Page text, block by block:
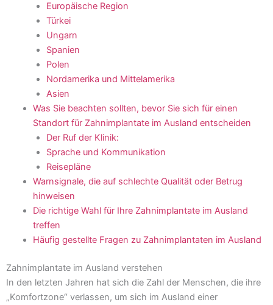
Europäische Region
Türkei
Ungarn
Spanien
Polen
Nordamerika und Mittelamerika
Asien
Was Sie beachten sollten, bevor Sie sich für einen
Standort für Zahnimplantate im Ausland entscheiden
Der Ruf der Klinik:
Sprache und Kommunikation
Reisepläne
Warnsignale, die auf schlechte Qualität oder Betrug
hinweisen
Die richtige Wahl für Ihre Zahnimplantate im Ausland
treffen
Häufig gestellte Fragen zu Zahnimplantaten im Ausland
Zahnimplantate im Ausland verstehen
In den letzten Jahren hat sich die Zahl der Menschen, die ihre
„Komfortzone“ verlassen, um sich im Ausland einer